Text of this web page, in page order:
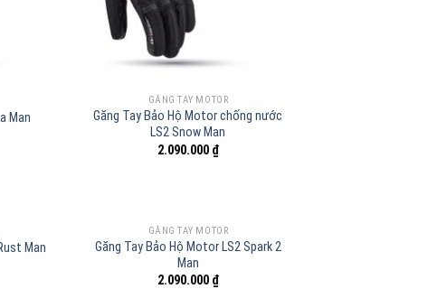
Man
GĂNG TAY MOTOR
Găng Tay Bảo Hộ Motor chống nước
LS2 Snow Man
2.090.000 ₫
Man
HẾT HÀNG
GĂNG TAY MOTOR
Găng Tay Bảo Hộ Motor LS2 Spark 2
Man
2.090.000 ₫